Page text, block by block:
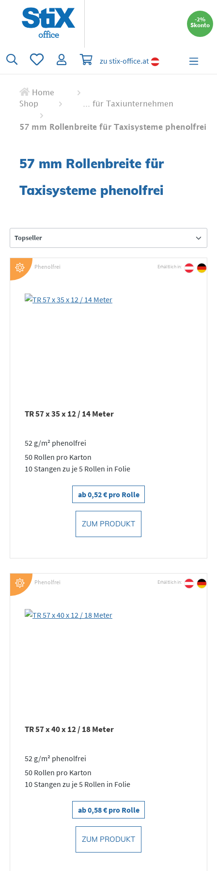
springen
-2%
Skonto
Du hast 0 Produkte auf dem Merkzettel
Warenkorb enthält 0 Positionen. Der
zu stix-office.at
Home
Shop
... für Taxiunternehmen
57 mm Rollenbreite für Taxisysteme phenolfrei
57 mm Rollenbreite für
Taxisysteme phenolfrei
Phenolfrei Erhältlich in:
TR 57 x 35 x 12 / 14 Meter
52 g/m² phenolfrei
50 Rollen pro Karton
10 Stangen zu je 5 Rollen in Folie
ab 0,52 € pro Rolle
ZUM PRODUKT
Phenolfrei Erhältlich in:
TR 57 x 40 x 12 / 18 Meter
52 g/m² phenolfrei
50 Rollen pro Karton
10 Stangen zu je 5 Rollen in Folie
ab 0,58 € pro Rolle
ZUM PRODUKT